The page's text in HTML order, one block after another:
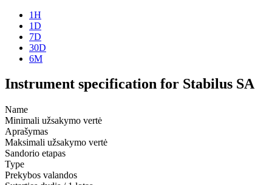
1H
1D
7D
30D
6M
Instrument specification for Stabilus SA
Name
Minimali užsakymo vertė
Aprašymas
Maksimali užsakymo vertė
Sandorio etapas
Type
Prekybos valandos